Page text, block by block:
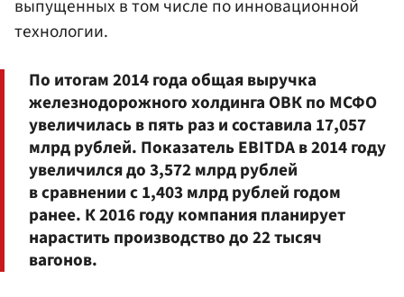
выпущенных в том числе по инновационной
технологии.
По итогам 2014 года общая выручка
железнодорожного холдинга ОВК по МСФО
увеличилась в пять раз и составила 17,057
млрд рублей. Показатель EBITDA в 2014 году
увеличился до 3,572 млрд рублей
в сравнении с 1,403 млрд рублей годом
ранее. К 2016 году компания планирует
нарастить производство до 22 тысяч
вагонов.